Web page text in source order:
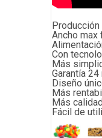
Ancho max
Con
Más
Garantía
Diseño
Más
Más calidad
Fácil de